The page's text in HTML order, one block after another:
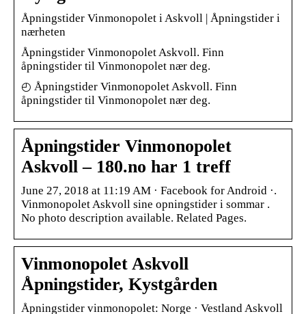
Åpningstider Vinmonopolet i Askvoll | Åpningstider i
nærheten
Åpningstider Vinmonopolet Askvoll. Finn
åpningstider til Vinmonopolet nær deg.
◴ Åpningstider Vinmonopolet Askvoll. Finn
åpningstider til Vinmonopolet nær deg.
Åpningstider Vinmonopolet
Askvoll – 180.no har 1 treff
June 27, 2018 at 11:19 AM · Facebook for Android ·.
Vinmonopolet Askvoll sine opningstider i sommar .
No photo description available. Related Pages.
Vinmonopolet Askvoll
Åpningstider, Kystgården
Åpningstider vinmonopolet: Norge · Vestland Askvoll